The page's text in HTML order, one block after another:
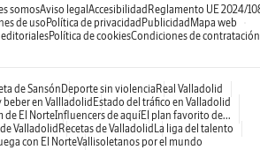
somosAviso legal Accesibilidad Reglamento UE 2024/
de usoPolítica de privacidad Publicidad Mapa web
Política de cookiesCondiciones de contratación
de Sansón Deporte sin violencia Real Valladolid
beber en Vallladolid Estado del tráfico en Valladolid
de El NorteInfluencers de aquíEl plan favorito de...
Valladolid Recetas de Valladolid La liga del talento
con El NorteVallisoletanos por el mundo